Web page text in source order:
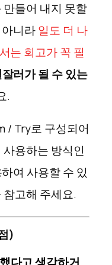
들어 내지 못할
니라일도 더 나
는 회고가 꼭 필
러가 될 수 있는
.
/ Try로 구성되어
용하는 방식인
여 사용할 수 있
참고해 주세요.
)